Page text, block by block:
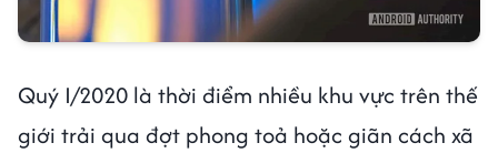
Quý I/2020 là thời điểm nhiều khu vực trên thế
giới trải qua đợt phong toả hoặc giãn cách xã